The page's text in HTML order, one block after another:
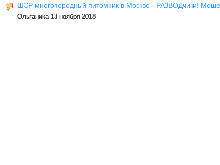
ШЭР многопородный питомник в Москве - РАЗВОДчики!
Ольганика 13 ноября 2018